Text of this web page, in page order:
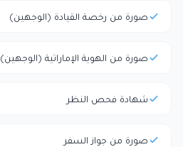
صورة من رخصة القيادة (الوجهين)
صورة من الهوية الإماراتية (الوجهين)
شهادة فحص النظر
صورة من جواز السفر